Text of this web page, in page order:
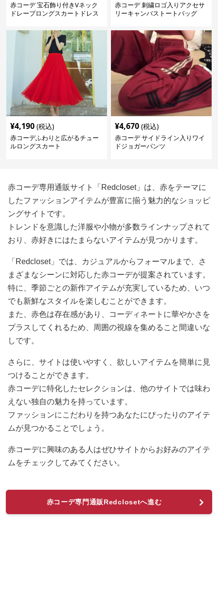
赤コーデ 宝石飾り付きVネック
ドレープロングスカートドレス
赤コーデ 刺繍ロゴ入りアクセサ
リーキャンバストートバッグ
¥4,190 (税込)
赤コーデふわりと広がるチュー
ルロングスカート
¥4,670 (税込)
赤コーデ サイドライン入りワイ
ドジョガーパンツ
赤コーデ専用通販サイト「Redcloset」は、赤をテーマに
したファッションアイテムが豊富に揃う魅力的なショッピ
ングサイトです。
トレンドを意識した洋服や小物が多数ラインナップされて
おり、赤好きにはたまらないアイテムが見つかります。
「Redcloset」では、カジュアルからフォーマルまで、さ
まざまなシーンに対応した赤コーデが提案されています。
特に、季節ごとの新作アイテムが充実しているため、いつ
でも新鮮なスタイルを楽しむことができます。
また、赤色は存在感があり、コーディネートに華やかさを
プラスしてくれるため、周囲の視線を集めること間違いな
しです。
さらに、サイトは使いやすく、欲しいアイテムを簡単に見
つけることができます。
赤コーデに特化したセレクションは、他のサイトでは味わ
えない独自の魅力を持っています。
ファッションにこだわりを持つあなたにぴったりのアイテ
ムが見つかることでしょう。
赤コーデに興味のある人はぜひサイトからお好みのアイテ
ムをチェックしてみてください。
赤コーデ専門通販Redclosetへ進む